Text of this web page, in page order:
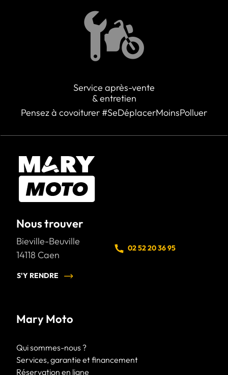
Service après-vente
& entretien
Pensez à covoiturer #SeDéplacerMoinsPolluer
Nous trouver
Bieville-Beuville
14118 Caen
S'Y RENDRE
02 52 20 36 95
Mary Moto
Qui sommes-nous ?
Services, garantie et financement
Réservation en ligne